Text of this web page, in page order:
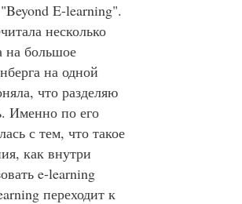
E-learning".
несколько
на большое
на одной
что разделяю
Именно по его
с тем, что такое
как внутри
e-learning
переходит к